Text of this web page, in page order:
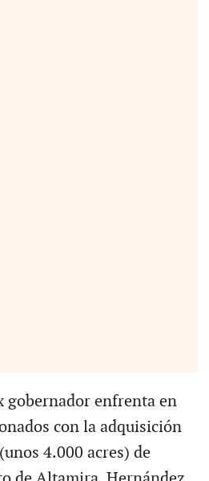
gobernador enfrenta en
con la adquisición
4.000 acres) de